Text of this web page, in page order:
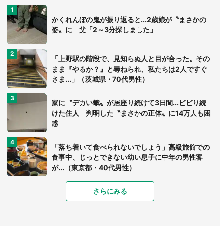
かくれんぼの鬼が振り返ると...2歳娘が〝まさかの
姿〟に 父「2～3分探しました」
「上野駅の階段で、見知らぬ人と目が合った。その
まま『やるか？』と尋ねられ、私たちは2人ですぐ
さま...」（茨城県・70代男性）
家に〝デカい蛾〟が居座り続けて3日間...ビビり続
けた住人 判明した〝まさかの正体〟に14万人も困
惑
「落ち着いて食べられないでしょう」高級旅館での
食事中、じっとできない幼い息子に中年の男性客
が...（東京都・40代男性）
「富豪すぎ」1歳息子の〝店頭駄々こね〟の内容に1.
7万人驚がく 「お菓子売り場ならまだしも...」「ハ
ードル高い」
さらにみる